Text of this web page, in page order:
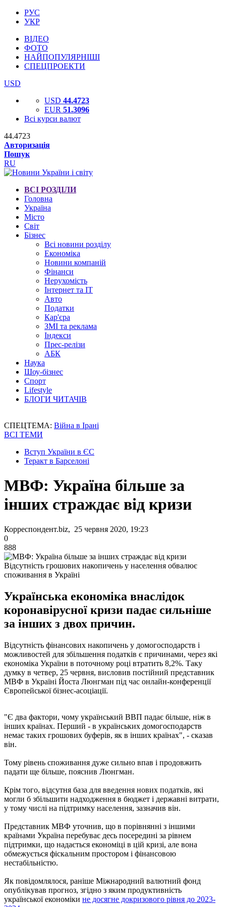
РУС
УКР
ВІДЕО
ФОТО
НАЙПОПУЛЯРНІШІ
СПЕЦПРОЕКТИ
USD
USD 44.4723
EUR 51.3096
Всі курси валют
44.4723
Авторизація
Пошук
RU
ВСІ РОЗДІЛИ
Головна
Україна
Місто
Світ
Бізнес
Всі новини розділу
Економіка
Новини компаній
Фінанси
Нерухомість
Інтернет та IT
Авто
Податки
Кар'єра
ЗМІ та реклама
Індекси
Прес-релізи
АБК
Наука
Шоу-бізнес
Спорт
Lifestyle
БЛОГИ ЧИТАЧІВ
СПЕЦТЕМА: Війна в Ірані
ВСІ ТЕМИ
Вступ України в ЄС
Теракт в Барселоні
МВФ: Україна більше за
інших страждає від кризи
Корреспондент.biz, 25 червня 2020, 19:23
0
888
Відсутність грошових накопичень у населення обвалює
споживання в Україні
Українська економіка внаслідок
коронавірусної кризи падає сильніше
за інших з двох причин.
Відсутність фінансових накопичень у домогосподарств і
можливостей для збільшення податків є причинами, через які
економіка України в поточному році втратить 8,2%. Таку
думку в четвер, 25 червня, висловив постійний представник
МВФ в Україні Йоста Люнгман під час онлайн-конференції
Європейської бізнес-асоціації.
"Є два фактори, чому український ВВП падає більше, ніж в
інших країнах. Перший - в українських домогосподарств
немає таких грошових буферів, як в інших країнах", - сказав
він.
Тому рівень споживання дуже сильно впав і продовжить
падати ще більше, пояснив Люнгман.
Крім того, відсутня база для введення нових податків, які
могли б збільшити надходження в бюджет і державні витрати,
у тому числі на підтримку населення, зазначив він.
Представник МВФ уточнив, що в порівнянні з іншими
країнами Україна перебуває десь посередині за рівнем
підтримки, що надається економіці в цій кризі, але вона
обмежується фіскальним простором і фінансовою
нестабільністю.
Як повідомлялося, раніше Міжнародний валютний фонд
опублікував прогноз, згідно з яким продуктивність
української економіки не досягне докризового рівня до 2023-